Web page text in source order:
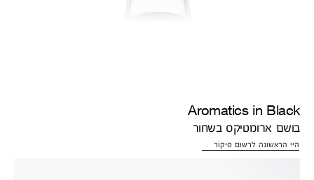
Aromatics in Black
בושם ארומטיקס בשחור
היי הראשונה לרשום סיקור